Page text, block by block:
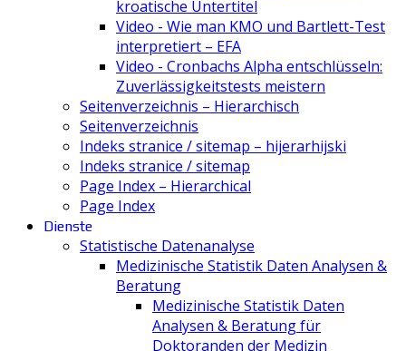
kroatische Untertitel
Video - Wie man KMO und Bartlett-Test
interpretiert – EFA
Video - Cronbachs Alpha entschlüsseln:
Zuverlässigkeitstests meistern
Seitenverzeichnis – Hierarchisch
Seitenverzeichnis
Indeks stranice / sitemap – hijerarhijski
Indeks stranice / sitemap
Page Index – Hierarchical
Page Index
Dienste
Statistische Datenanalyse
Medizinische Statistik Daten Analysen &
Beratung
Medizinische Statistik Daten
Analysen & Beratung für
Doktoranden der Medizin